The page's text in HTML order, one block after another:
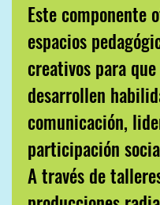
Este componente
espacios
creativos para que
desarrollen
comunicación,
participación
A través de